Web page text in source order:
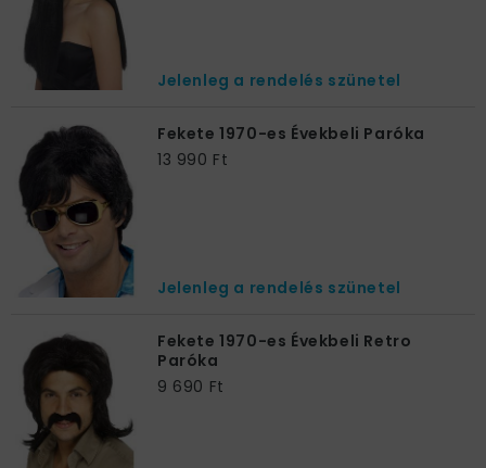
Jelenleg a rendelés szünetel
Fekete 1970-es Évekbeli Paróka
13 990 Ft
Jelenleg a rendelés szünetel
Fekete 1970-es Évekbeli Retro
Paróka
9 690 Ft